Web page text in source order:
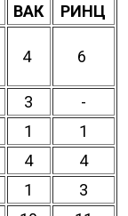
ВАК РИНЦ
4 6
3
-
1
1
4
4
1
3